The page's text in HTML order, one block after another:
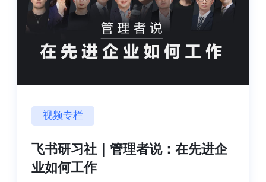
视频专栏
飞书研习社｜管理者说：在先进企
业如何工作